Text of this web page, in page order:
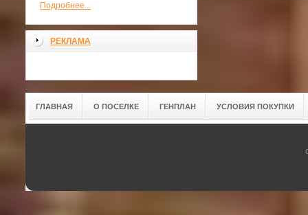
Подробнее...
РЕКЛАМА
ГЛАВНАЯ О ПОСЕЛКЕ ГЕНПЛАН УСЛОВИЯ ПОКУПКИ